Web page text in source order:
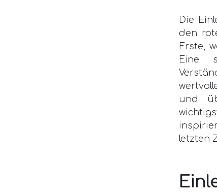
Die
den
Erste,
Eine
und
letzten